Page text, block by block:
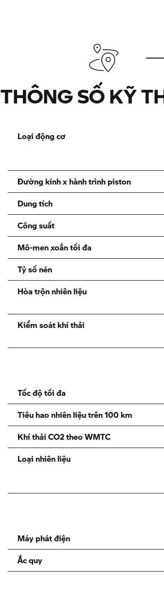
THÔNG SỐ KỸ
Loại động cơ
Đường kính x hành trình piston
Dung tích
Công suất
Mô-men xoắn tối đa
Tỷ số nén
Hòa trộn nhiên liệu
Kiểm soát khí thải
Tốc độ tối đa
Tiêu hao nhiên liệu trên 100 km
Khí thải CO2 theo WMTC
Loại nhiên liệu
Máy phát điện
Ắc quy